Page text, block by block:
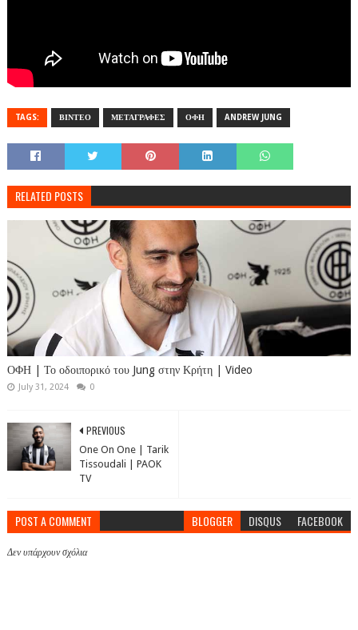
TAGS: ΒΙΝΤΕΟ ΜΕΤΑΓΡΑΦΕΣ ΟΦΗ ANDREW JUNG
RELATED POSTS
ΟΦΗ | Το οδοιπορικό του Jung στην Κρήτη | Video
July 31, 2024 0
PREVIOUS
One On One | Tarik
Tissoudali | PAOK
TV
POST A COMMENT BLOGGER DISQUS FACEBOOK
Δεν υπάρχουν σχόλια